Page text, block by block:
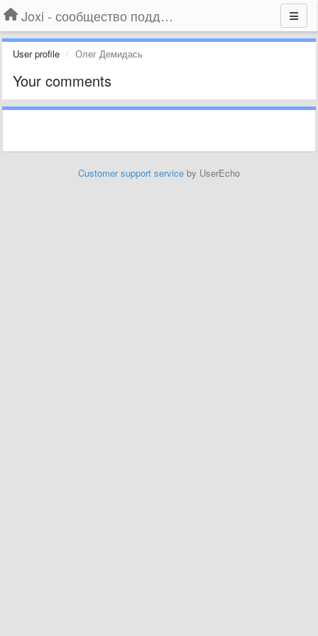
Joxi - сообщество поддержки
User profile Олег Демидась
Your comments
Customer support service by UserEcho